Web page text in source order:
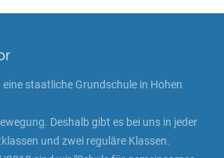
staatliche Grundschule in Hohen
Deshalb gibt es bei uns in jeder
und zwei reguläre Klassen.